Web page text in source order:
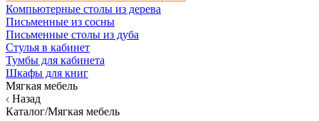
Компьютерные столы из дерева
Письменные из сосны
Письменные столы из дуба
Стулья в кабинет
Тумбы для кабинета
Шкафы для книг
Мягкая мебель
Назад
Каталог/Мягкая мебель